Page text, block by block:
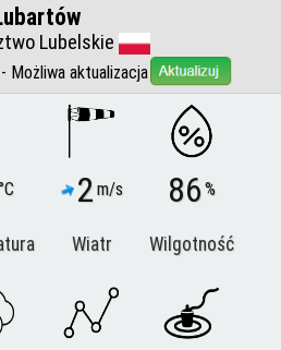
Lubelskie
Możliwa aktualizacja
2m/s
Wiatr
86%
Wilgotność